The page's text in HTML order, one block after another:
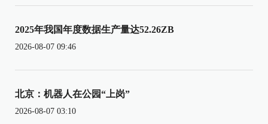
2025年我国年度数据生产量达52.26ZB
2026-08-07 09:46
北京：机器人在公园“上岗”
2026-08-07 03:10